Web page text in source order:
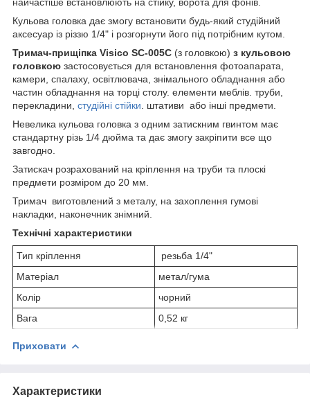
Кульова головка дає змогу встановити будь-який студійний
аксесуар із різзю 1/4" і розгорнути його під потрібним кутом.
Тримач-прищіпка Visico SC-005C (з головкою) з кульовою
головкою застосовується для встановлення фотоапарата,
камери, спалаху, освітлювача, знімального обладнання або
частин обладнання на торці столу. елементи меблів. труби,
перекладини, студійні стійки . штативи або інші предмети.
Невелика кульова головка з одним затискним гвинтом має
стандартну різь 1/4 дюйма та дає змогу закріпити все що
завгодно.
Затискач розрахований на кріплення на труби та плоскі
предмети розміром до 20 мм.
Тримач виготовлений з металу, на захоплення гумові
накладки, наконечник знімний.
Технічні характеристики
Тип кріплення
резьба 1/4"
Матеріал
метал/гума
Колір
чорний
Вага
0,52 кг
Приховати
Характеристики